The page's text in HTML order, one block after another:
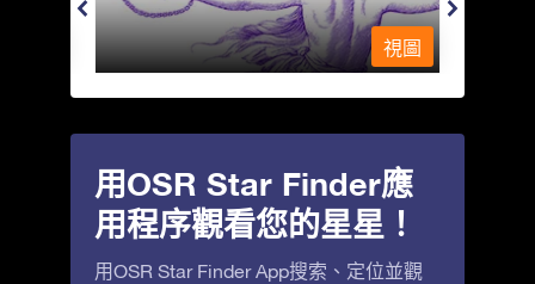
視圖
用OSR Star Finder應
用程序觀看您的星星！
用OSR Star Finder App搜索、定位並觀